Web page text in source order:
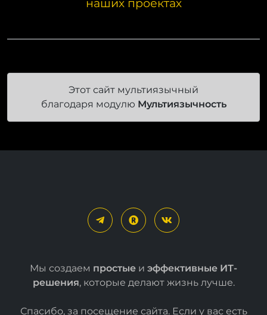
Наш модуль уже успешно используют на
Этот сайт мультиязычный
благодаря модулюМультиязычность
Мы создаемпростыеиэффективные ИТ-